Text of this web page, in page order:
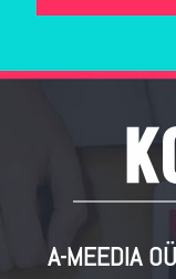
A-MEEDIA OÜ